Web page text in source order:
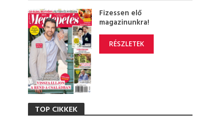
Fizessen elő
magazinunkra!
RÉSZLETEK
TOP CIKKEK